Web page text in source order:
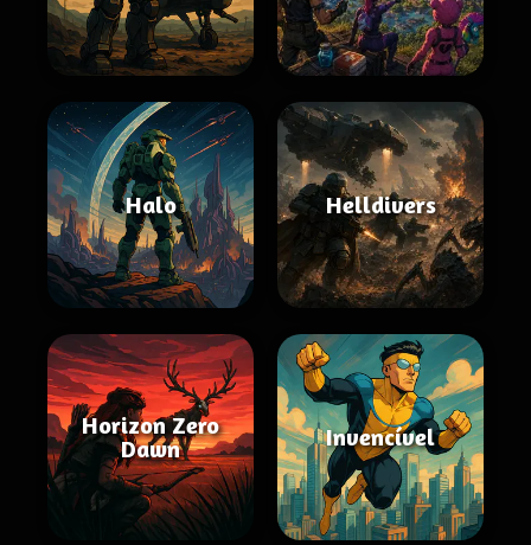
Halo Helldivers
Horizon Zero
Dawn
Invencível